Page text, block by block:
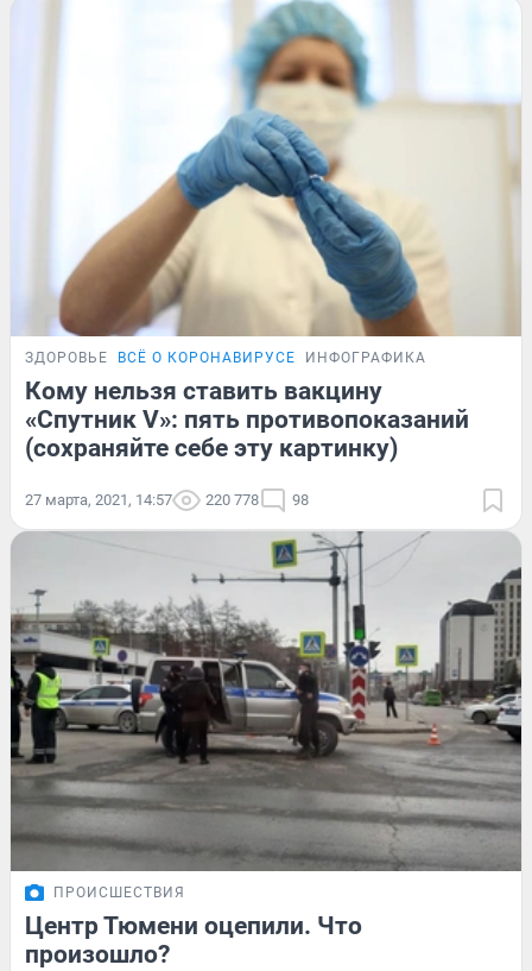
ЗДОРОВЬЕ ВСЁ О КОРОНАВИРУСЕ ИНФОГРАФИКА
Кому нельзя ставить вакцину
«Спутник V»: пять противопоказаний
(сохраняйте себе эту картинку)
27 марта, 2021, 14:57 220 778 98
ПРОИСШЕСТВИЯ
Центр Тюмени оцепили. Что
произошло?